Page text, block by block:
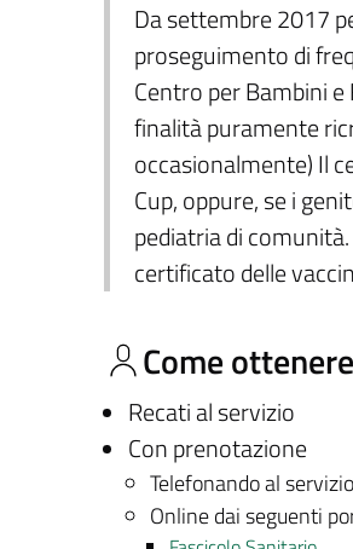
Da settembre 2017
proseguimento di
Centro per Bambini
finalità puramente
occasionalmente) Il
Cup, oppure, se i
pediatria di
certificato delle
Come
Recati al servizio
Con prenotazione
Telefonando al
Online dai seguenti